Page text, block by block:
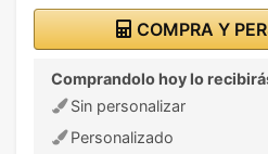
COMPRA Y
Comprandolo hoy lo
Sin personalizar
Personalizado